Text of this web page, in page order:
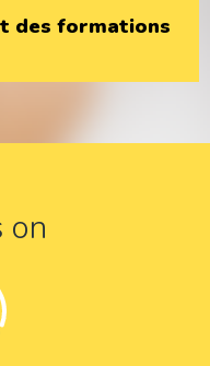
des formations
on